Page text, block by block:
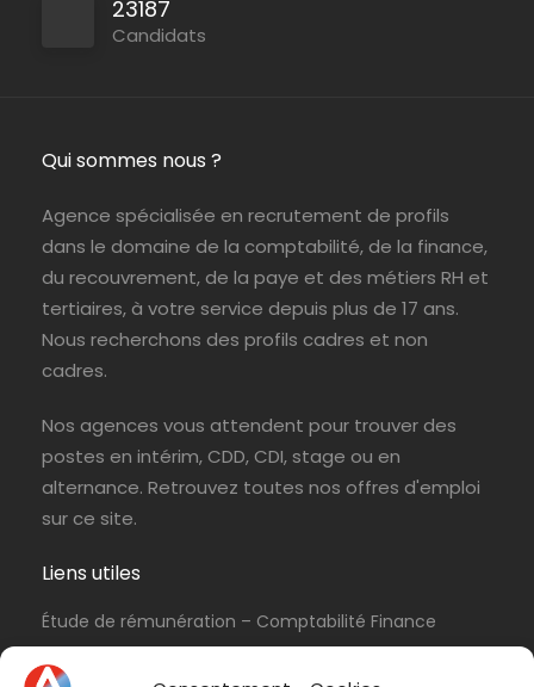
Paris (75) ABIL Ressources
23187
Candidats
Qui sommes nous ?
Agence spécialisée en recrutement de profils
dans le domaine de la comptabilité, de la finance,
du recouvrement, de la paye et des métiers RH et
tertiaires, à votre service depuis plus de 17 ans.
Nous recherchons des profils cadres et non
cadres.
Nos agences vous attendent pour trouver des
postes en intérim, CDD, CDI, stage ou en
alternance. Retrouvez toutes nos offres d'emploi
sur ce site.
Liens utiles
Étude de rémunération – Comptabilité Finance